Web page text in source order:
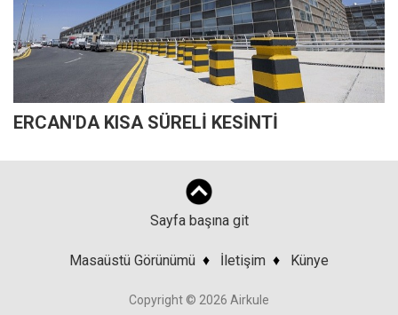
ERCAN'DA KISA SÜRELİ KESİNTİ
Sayfa başına git
Masaüstü Görünümü ♦ İletişim ♦ Künye
Copyright © 2026 Airkule